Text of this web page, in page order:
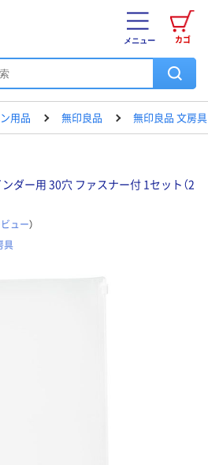
カゴ
メニュー
用品 無印良品 無印良品 文房具
ダー用 30穴 ファスナー付 1セット（2
ュー）
具